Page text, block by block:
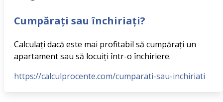
Cumpărați sau închiriați?
Calculați dacă este mai profitabil să cumpărați un
apartament sau să locuiți într-o închiriere.
https://calculprocente.com/cumparati-sau-inchiriati